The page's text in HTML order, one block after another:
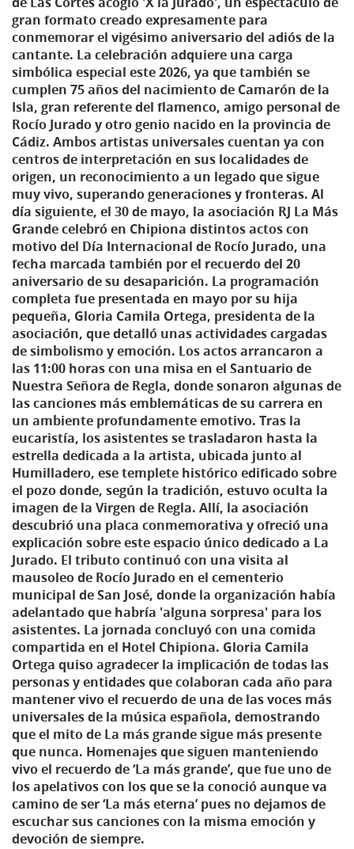
gran formato creado expresamente para
conmemorar el vigésimo aniversario del adiós de la
cantante. La celebración adquiere una carga
simbólica especial este 2026, ya que también se
cumplen 75 años del nacimiento de Camarón de la
Isla, gran referente del flamenco, amigo personal de
Rocío Jurado y otro genio nacido en la provincia de
Cádiz. Ambos artistas universales cuentan ya con
centros de interpretación en sus localidades de
origen, un reconocimiento a un legado que sigue
muy vivo, superando generaciones y fronteras. Al
día siguiente, el 30 de mayo, la asociación RJ La Más
Grande celebró en Chipiona distintos actos con
motivo del Día Internacional de Rocío Jurado, una
fecha marcada también por el recuerdo del 20
aniversario de su desaparición. La programación
completa fue presentada en mayo por su hija
pequeña, Gloria Camila Ortega, presidenta de la
asociación, que detalló unas actividades cargadas
de simbolismo y emoción. Los actos arrancaron a
las 11:00 horas con una misa en el Santuario de
Nuestra Señora de Regla, donde sonaron algunas de
las canciones más emblemáticas de su carrera en
un ambiente profundamente emotivo. Tras la
eucaristía, los asistentes se trasladaron hasta la
estrella dedicada a la artista, ubicada junto al
Humilladero, ese templete histórico edificado sobre
el pozo donde, según la tradición, estuvo oculta la
imagen de la Virgen de Regla. Allí, la asociación
descubrió una placa conmemorativa y ofreció una
explicación sobre este espacio único dedicado a La
Jurado. El tributo continuó con una visita al
mausoleo de Rocío Jurado en el cementerio
municipal de San José, donde la organización había
adelantado que habría 'alguna sorpresa' para los
asistentes. La jornada concluyó con una comida
compartida en el Hotel Chipiona. Gloria Camila
Ortega quiso agradecer la implicación de todas las
personas y entidades que colaboran cada año para
mantener vivo el recuerdo de una de las voces más
universales de la música española, demostrando
que el mito de La más grande sigue más presente
que nunca. Homenajes que siguen manteniendo
vivo el recuerdo de ‘La más grande’, que fue uno de
los apelativos con los que se la conoció aunque va
camino de ser ‘La más eterna’ pues no dejamos de
escuchar sus canciones con la misma emoción y
devoción de siempre.